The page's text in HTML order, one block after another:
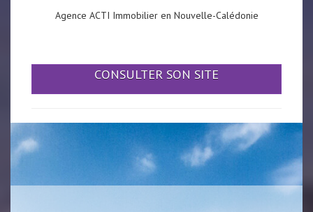
Agence ACTI Immobilier en Nouvelle-Calédonie
CONSULTER SON SITE